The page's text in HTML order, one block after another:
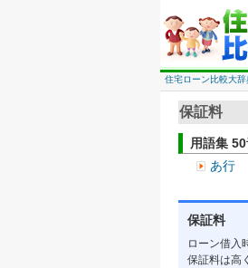
住宅ローン比較大辞
保証料
用語集
あ行
保証料
ローン借入
保証料は高